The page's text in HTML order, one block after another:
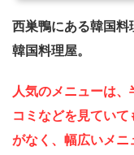
西巣鴨にある韓国
韓国料理屋。
人気のメニューは
コミなどを見てい
がなく、幅広いメニ